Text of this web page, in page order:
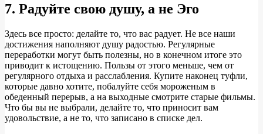
7. Радуйте свою душу, а не Эго
Здесь все просто: делайте то, что вас радует. Не все наши
достижения наполняют душу радостью. Регулярные
переработки могут быть полезны, но в конечном итоге это
приводит к истощению. Пользы от этого меньше, чем от
регулярного отдыха и расслабления. Купите наконец туфли,
которые давно хотите, побалуйте себя мороженым в
обеденный перерыв, а на выходные смотрите старые фильмы.
Что бы вы не выбрали, делайте то, что приносит вам
удовольствие, а не то, что записано в списке дел.